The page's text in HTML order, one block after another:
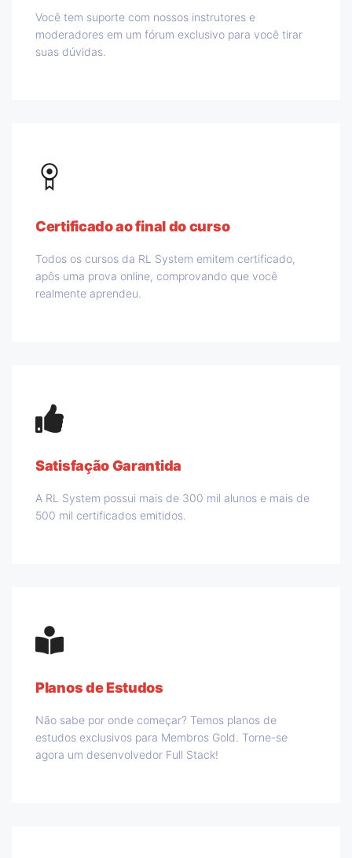
Você tem suporte com nossos instrutores e
moderadores em um fórum exclusivo para você tirar
suas dúvidas.
Certificado ao final do curso
Todos os cursos da RL System emitem certificado,
apôs uma prova online, comprovando que você
realmente aprendeu.
Satisfação Garantida
A RL System possui mais de 300 mil alunos e mais de
500 mil certificados emitidos.
Planos de Estudos
Não sabe por onde começar? Temos planos de
estudos exclusivos para Membros Gold. Torne-se
agora um desenvolvedor Full Stack!